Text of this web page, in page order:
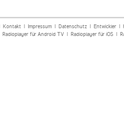
Kontakt| Impressum| Datenschutz| Entwickler|
Radioplayer für Android TV| Radioplayer für iOS|